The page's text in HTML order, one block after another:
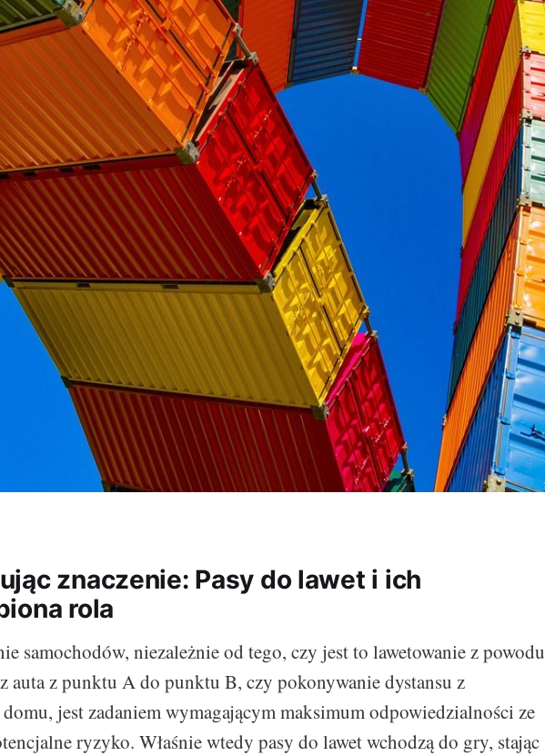
znaczenie: Pasy do lawet i ich
rola
samochodów, niezależnie od tego, czy jest to lawetowanie z powodu
auta z punktu A do punktu B, czy pokonywanie dystansu z
jest zadaniem wymagającym maksimum odpowiedzialności ze
ryzyko. Właśnie wtedy pasy do lawet wchodzą do gry, stając